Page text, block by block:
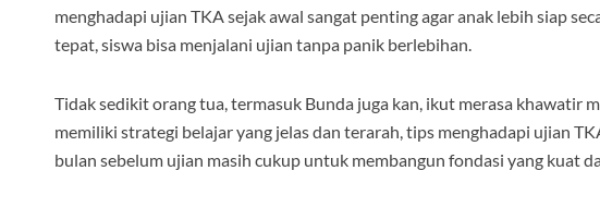
menghadapi ujian TKA sejak awal sangat penting agar anak lebih siap
tepat, siswa bisa menjalani ujian tanpa panik berlebihan.
Tidak sedikit orang tua, termasuk Bunda juga kan, ikut merasa khawatir
memiliki strategi belajar yang jelas dan terarah, tips menghadapi ujian
bulan sebelum ujian masih cukup untuk membangun fondasi yang kuat